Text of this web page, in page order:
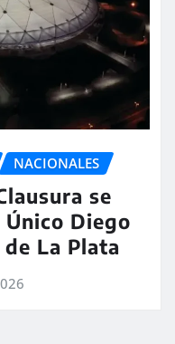
NACIONALES
se
Diego
La Plata